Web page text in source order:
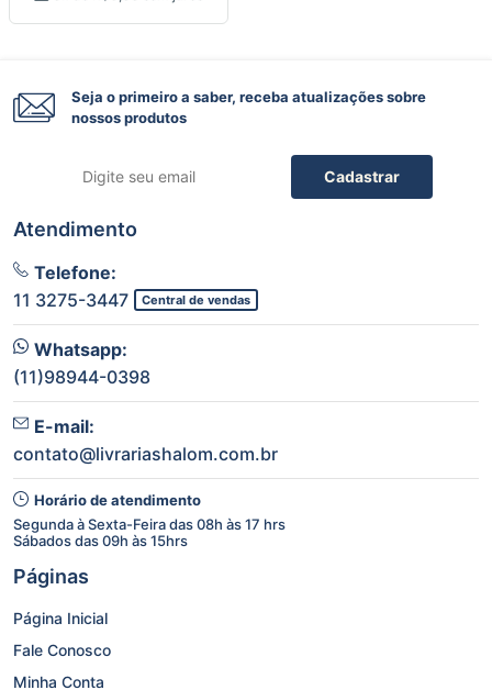
Seja o primeiro a saber, receba atualizações sobre
nossos produtos
Cadastrar
Atendimento
Telefone:
11 3275-3447
Central de vendas
Whatsapp:
(11)98944-0398
E-mail:
contato@livrariashalom.com.br
Horário de atendimento
Segunda à Sexta-Feira das 08h às 17 hrs
Sábados das 09h às 15hrs
Páginas
Página Inicial
Fale Conosco
Minha Conta